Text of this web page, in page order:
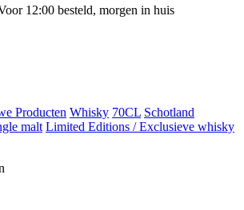
12:00 besteld, morgen in huis
Producten Whisky 70CL Schotland
malt Limited Editions / Exclusieve whisky